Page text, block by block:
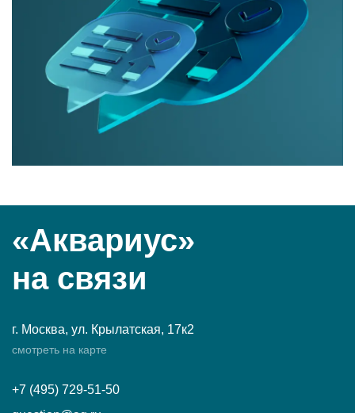
«Аквариус»
на связи
г. Москва, ул. Крылатская, 17к2
смотреть на карте
+7 (495) 729-51-50